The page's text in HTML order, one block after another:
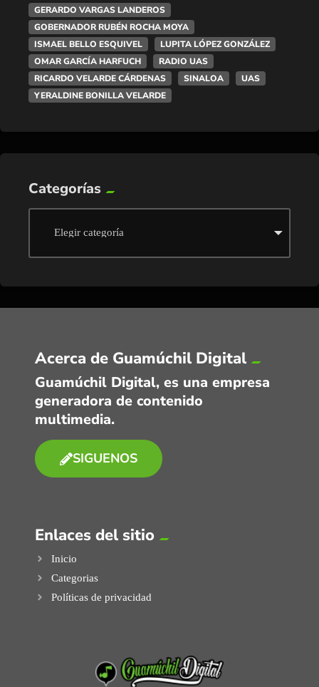
GERARDO VARGAS LANDEROS
GOBERNADOR RUBÉN ROCHA MOYA
ISMAEL BELLO ESQUIVEL
LUPITA LÓPEZ GONZÁLEZ
OMAR GARCÍA HARFUCH
RADIO UAS
RICARDO VELARDE CÁRDENAS
SINALOA
UAS
YERALDINE BONILLA VELARDE
Categorías
Acerca de Guamúchil Digital
Guamúchil Digital, es una empresa
generadora de contenido
multimedia.
SIGUENOS
Enlaces del sitio
Inicio
Categorias
Políticas de privacidad